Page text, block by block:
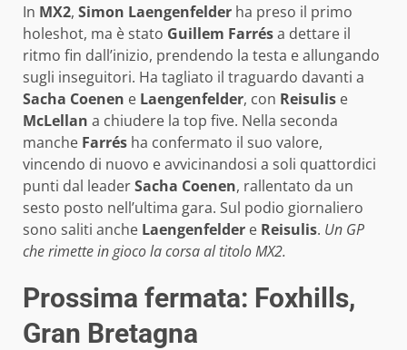
In MX2, Simon Laengenfelder ha preso il primo
holeshot, ma è stato Guillem Farrésa dettare il
ritmo fin dall’inizio, prendendo la testa e allungando
sugli inseguitori. Ha tagliato il traguardo davanti a
Sacha Coenen e Laengenfelder, con Reisulis e
McLellan a chiudere la top five. Nella seconda
manche Farrés ha confermato il suo valore,
vincendo di nuovo e avvicinandosi a soli quattordici
punti dal leaderSacha Coenen, rallentato da un
sesto posto nell’ultima gara. Sul podio giornaliero
sono saliti anche Laengenfelder e Reisulis. Un GP
che rimette in gioco la corsa al titolo MX2.
Prossima fermata: Foxhills,
Gran Bretagna